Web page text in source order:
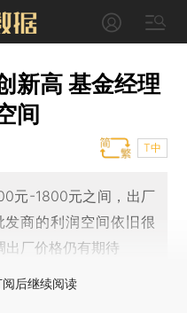
新高 基金经理
间
T中
元-1800元之间，出厂
商的利润空间依旧很
出厂价格仍有期待
阅后继续阅读